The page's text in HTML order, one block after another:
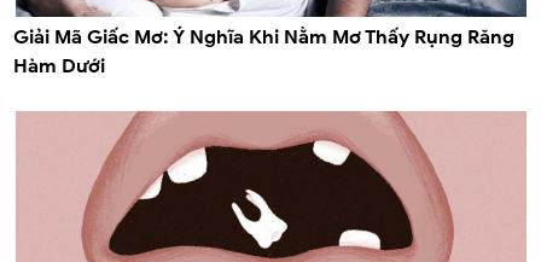
Giải Mã Giấc Mơ: Ý Nghĩa Khi Nằm Mơ Thấy Rụng Răng
Hàm Dưới